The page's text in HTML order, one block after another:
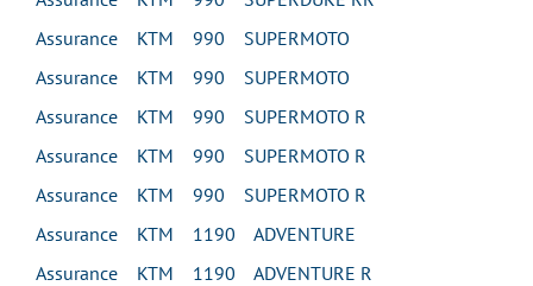
Assurance KTM 990 SUPERMOTO
Assurance KTM 990 SUPERMOTO
Assurance KTM 990 SUPERMOTO R
Assurance KTM 990 SUPERMOTO R
Assurance KTM 990 SUPERMOTO R
Assurance KTM 1190 ADVENTURE
Assurance KTM 1190 ADVENTURE R